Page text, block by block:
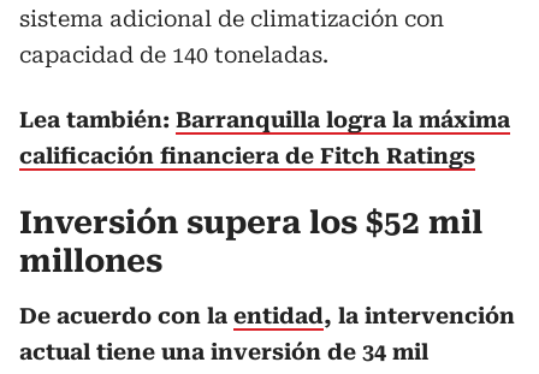
sistema adicional de climatización con
capacidad de 140 toneladas.
Lea también: Barranquilla logra la máxima
calificación financiera de Fitch Ratings
Inversión supera los $52 mil
millones
De acuerdo con la entidad, la intervención
actual tiene una inversión de 34 mil